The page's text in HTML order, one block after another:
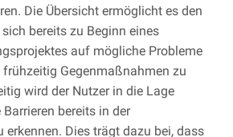
Die Übersicht ermöglicht es den
bereits zu Beginn eines
auf mögliche Probleme
Gegenmaßnahmen zu
wird der Nutzer in die Lage
bereits in der
erkennen. Dies trägt dazu bei, dass